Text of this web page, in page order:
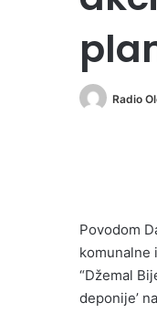
Radio
Povodom
komunalne
“Džemal
deponije’